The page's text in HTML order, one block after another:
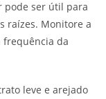
pode ser útil para
raízes. Monitore a
da
leve e arejado